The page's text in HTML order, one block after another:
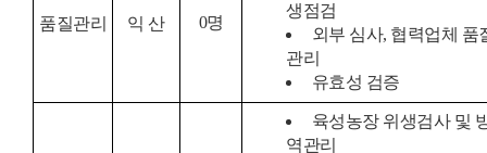
품질관리 익 산 0명
생점검
외부 심사, 협력업체 품
관리
유효성 검증
육성농장 위생검사 및
역관리